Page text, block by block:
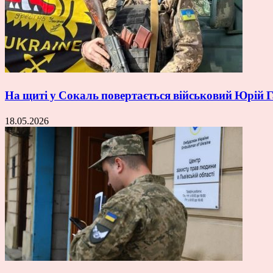
На щиті у Сокаль повертається військовий Юрій
18.05.2026